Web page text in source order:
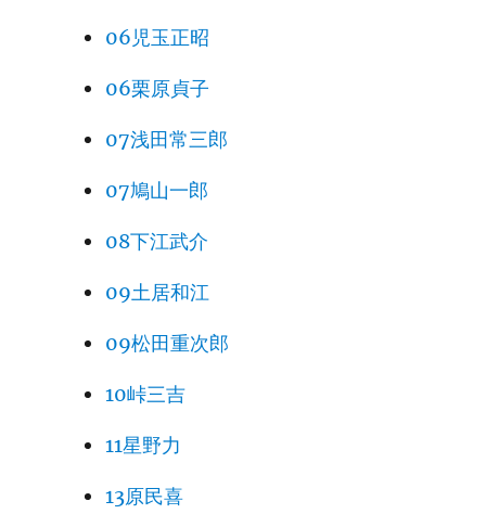
06児玉正昭
06栗原貞子
07浅田常三郎
07鳩山一郎
08下江武介
09土居和江
09松田重次郎
10峠三吉
11星野力
13原民喜